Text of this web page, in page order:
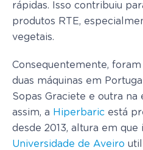
rápidas. Isso contribuiu
produtos RTE,
vegetais.
Consequentemente,
duas máquinas em
Sopas Graciete e outra na
assim, a Hiperbaric está
desde 2013, altura em que
Universidade de Aveiro